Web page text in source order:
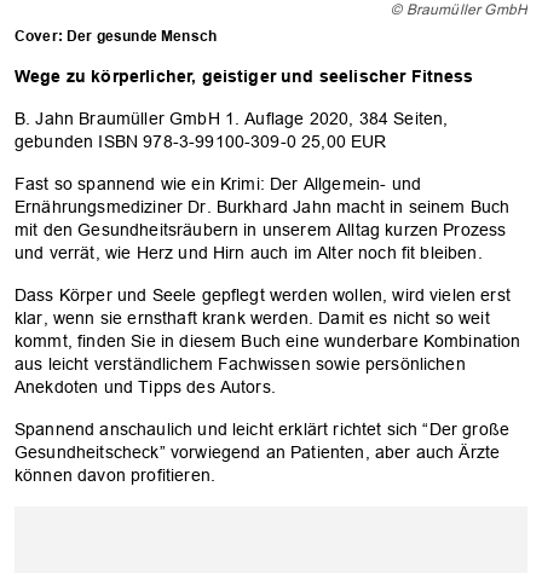
© Braumüller GmbH
Cover: Der gesunde Mensch
Wege zu körperlicher, geistiger und seelischer Fitness
B. Jahn Braumüller GmbH 1. Auflage 2020, 384 Seiten,
gebunden ISBN 978-3-99100-309-0 25,00 EUR
Fast so spannend wie ein Krimi: Der Allgemein- und
Ernährungsmediziner Dr. Burkhard Jahn macht in seinem Buch
mit den Gesundheitsräubern in unserem Alltag kurzen Prozess
und verrät, wie Herz und Hirn auch im Alter noch fit bleiben.
Dass Körper und Seele gepflegt werden wollen, wird vielen erst
klar, wenn sie ernsthaft krank werden. Damit es nicht so weit
kommt, finden Sie in diesem Buch eine wunderbare Kombination
aus leicht verständlichem Fachwissen sowie persönlichen
Anekdoten und Tipps des Autors.
Spannend anschaulich und leicht erklärt richtet sich “Der große
Gesundheitscheck” vorwiegend an Patienten, aber auch Ärzte
können davon profitieren.